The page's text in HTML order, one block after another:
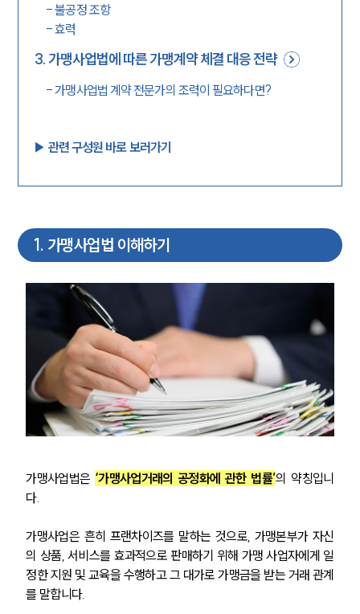
-불공정 조항
-효력
3.가맹사업법에 따른 가맹계약 체결 대응 전략
-가맹사업법 계약 전문가의 조력이 필요하다면?
▶︎ 관련 구성원 바로 보러가기
1. 가맹사업법 이해하기
가맹사업법은 ‘가맹사업거래의 공정화에 관한 법률’의 약칭입니
다.
가맹사업은 흔히 프랜차이즈를 말하는 것으로, 가맹본부가 자신
의 상품, 서비스를 효과적으로 판매하기 위해 가맹 사업자에게 일
정한 지원 및 교육을 수행하고 그 대가로 가맹금을 받는 거래 관계
를 말합니다.